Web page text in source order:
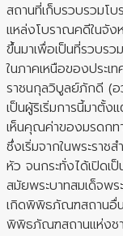
สถานที่เก็บรวบรวมโ
แหล่งโบราณคดีในจั
ขึ้นมาเพื่อเป็นที่รวบร
ในภาคเหนือของประ
ราชนกุลวิบูลย์ภักดี (
เป็นผู้ริเริ่มการนี้มาตั้
เห็นคุณค่าของมรดก
ซึ่งเริ่มจากในพระราช
หัว จนกระทั่งได้เปิดเ
สมัยพระบาทสมเด็จพ
เกิดพิพิธภัณฑสถานอื่น
พิพิธภัณฑสถานแห่งช